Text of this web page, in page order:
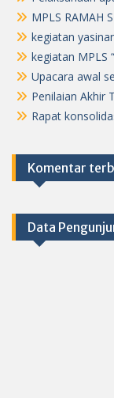
MPLS RAMAH
kegiatan
kegiatan MPLS
Upacara awal
Penilaian Akhir
Rapat
Komentar
Data